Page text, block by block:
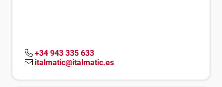
+34 943 335 633
italmatic@italmatic.es